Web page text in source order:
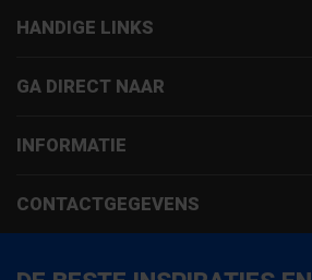
HANDIGE LINKS
GA DIRECT NAAR
INFORMATIE
CONTACTGEGEVENS